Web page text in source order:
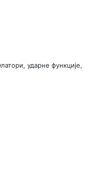
ударне функције,